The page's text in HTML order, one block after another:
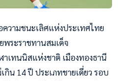
วามชนะเลิศแห่งประเทศไทย
พระราชทานสมเด็จ
ทนนิสแห่งชาติ เมืองทองธานี
กิน 14 ปี ประเภทชายเดี่ยว รอบ